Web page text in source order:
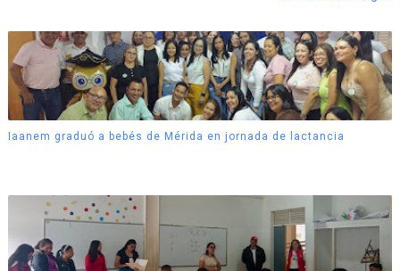
Iaanem graduó a bebés de Mérida en jornada de lactancia